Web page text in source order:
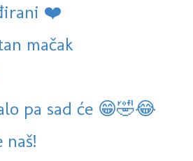
❤️
mačak
pa sad će 😁🤣😂
naš!